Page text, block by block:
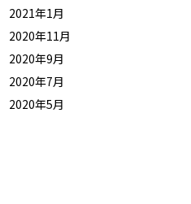
2021年1月
2020年11月
2020年9月
2020年7月
2020年5月